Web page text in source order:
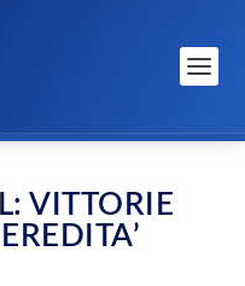
VITTORIE